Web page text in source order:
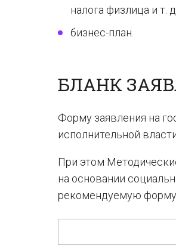
налога физлица и т.
бизнес-план.
БЛАНК
Форму заявления на
исполнительной
При этом
на основании
рекомендуемую форму